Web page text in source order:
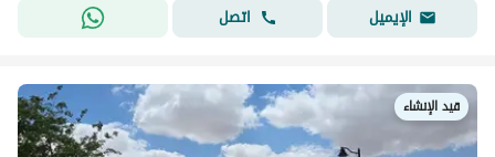
الإيميل
اتصل
قيد الإنشاء